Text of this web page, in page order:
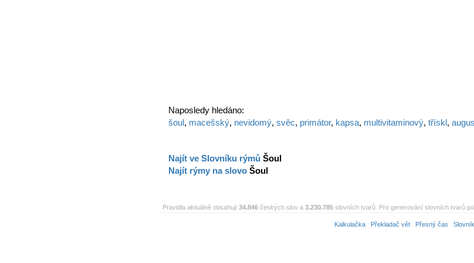
Naposledy hledáno:
šoul, macešský, nevidomý, svěc, primátor, kapsa, multivitaminový, třískl,
Najít ve Slovníku rýmů Šoul
Najít rýmy na slovo Šoul
Pravidla aktuálně obsahují 34.846 českých slov a 3.230.785 slovních tvarů. Pro generování slovních tvarů
Kalkulačka Překladač vět Přesný čas